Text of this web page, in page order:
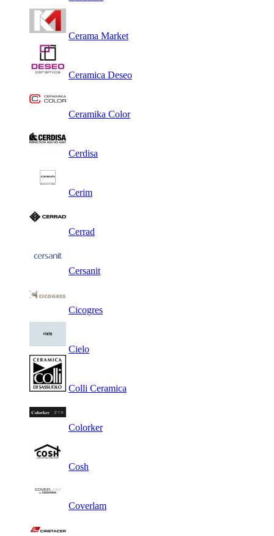
Cerama Market
Ceramica Deseo
Ceramika Color
Cerdisa
Cerim
Cerrad
Cersanit
Cicogres
Cielo
Colli Ceramica
Colorker
Cosh
Coverlam